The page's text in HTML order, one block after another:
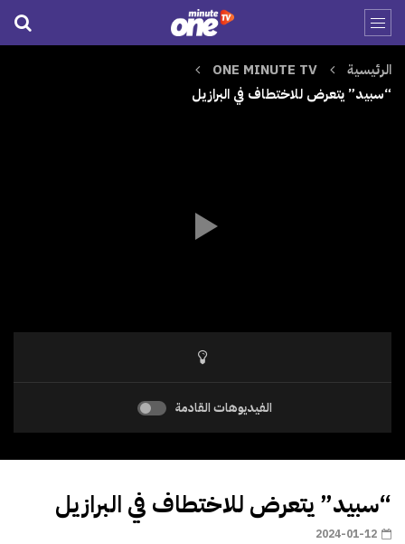
الرئيسية
ONE MINUTE TV
“سبيد” يتعرض للاختطاف في البرازيل
الفيديوهات القادمة
“سبيد” يتعرض للاختطاف في البرازيل
2024-01-12